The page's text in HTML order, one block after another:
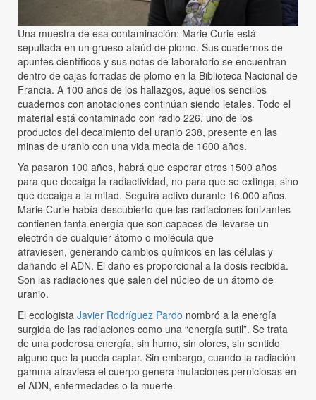
Una muestra de esa contaminación: Marie Curie está
sepultada en un grueso ataúd de plomo. Sus cuadernos de
apuntes científicos y sus notas de laboratorio se encuentran
dentro de cajas forradas de plomo en la Biblioteca Nacional de
Francia. A 100 años de los hallazgos, aquellos sencillos
cuadernos con anotaciones continúan siendo letales. Todo el
material está contaminado con radio 226, uno de los
productos del decaimiento del uranio 238, presente en las
minas de uranio con una vida media de 1600 años.
Ya pasaron 100 años, habrá que esperar otros 1500 años
para que decaiga la radiactividad, no para que se extinga, sino
que decaiga a la mitad. Seguirá activo durante 16.000 años.
Marie Curie había descubierto que las radiaciones ionizantes
contienen tanta energía que son capaces de llevarse un
electrón de cualquier átomo o molécula que
atraviesen, generando cambios químicos en las células y
dañando el ADN. El daño es proporcional a la dosis recibida.
Son las radiaciones que salen del núcleo de un átomo de
uranio.
El ecologista Javier Rodríguez Pardo nombró a la energía
surgida de las radiaciones como una “energía sutil”. Se trata
de una poderosa energía, sin humo, sin olores, sin sentido
alguno que la pueda captar. Sin embargo, cuando la radiación
gamma atraviesa el cuerpo genera mutaciones perniciosas en
el ADN, enfermedades o la muerte.